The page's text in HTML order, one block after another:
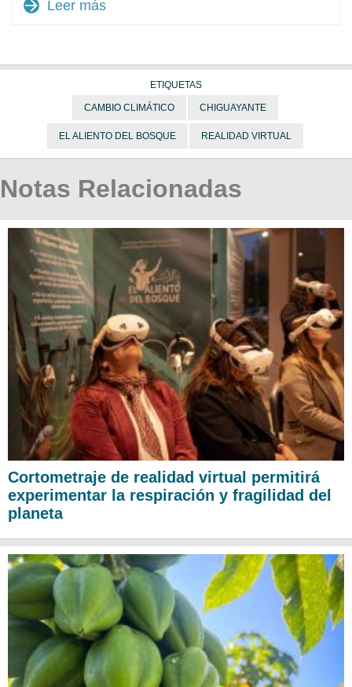
arrow_forward Leer más
ETIQUETAS
CAMBIO CLIMÁTICO CHIGUAYANTE
EL ALIENTO DEL BOSQUE REALIDAD VIRTUAL
Notas Relacionadas
Cortometraje de realidad virtual permitirá
experimentar la respiración y fragilidad del
planeta